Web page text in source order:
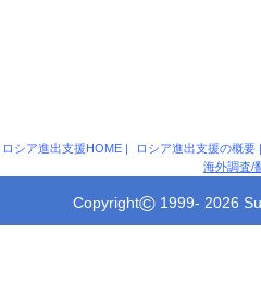
ロシア進出支援HOME| ロシア進出支援の概要
海外調査/
Copyright©1999- 2026